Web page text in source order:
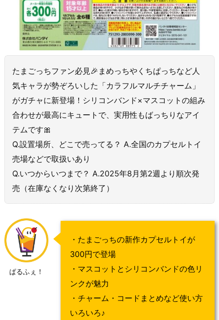
たまごっちファン必見🎉まめっちやくちぱっちなど人
気キャラが勢ぞろいした「カラフルマルチチャーム」
がガチャに新登場！シリコンバンド×マスコットの組み
合わせが最高にキュートで、実用性もばっちりなアイ
テムです🎀
Q.設置場所、どこで売ってる？ A.全国のカプセルトイ
売場などで取扱いあり
Q.いつからいつまで？ A.2025年8月第2週より順次発
売（在庫なくなり次第終了）
ぱるふぇ！
・たまごっちの新作カプセルトイが
300円で登場
・マスコットとシリコンバンドの色リ
ンクが魅力
・チャーム・コードまとめなど使い方
いろいろ♪